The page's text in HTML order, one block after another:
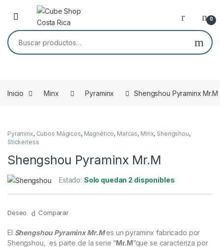
Skip to navigation
Skip to content
0
Buscar por:
Inicio Minx Pyraminx Shengshou Pyraminx Mr.M
Pyraminx, Cubos Mágicos, Magnético, Marcas, Minx, Shengshou,
Stickerless
Shengshou Pyraminx Mr.M
Estado: Solo quedan 2 disponibles
Deseo Comparar
El Shengshou Pyraminx Mr.Mes un pyraminx fabricado por
Shengshou, es parte de la serie “Mr.M”que se caracteriza por